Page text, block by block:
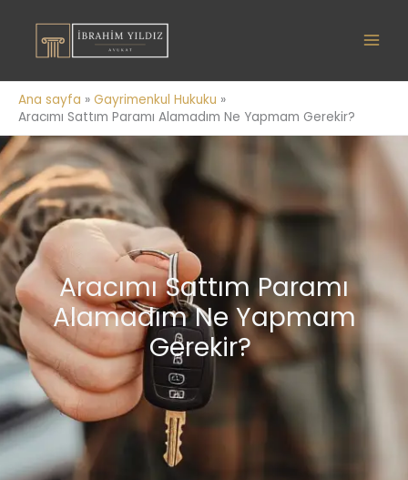
Ana sayfa
Gayrimenkul Hukuku
Aracımı Sattım Paramı Alamadım Ne Yapmam Gerekir?
Aracımı Sattım Paramı
Alamadım Ne Yapmam
Gerekir?